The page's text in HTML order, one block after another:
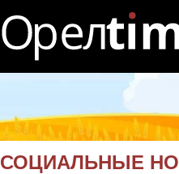
СОЦИАЛЬНЫЕ